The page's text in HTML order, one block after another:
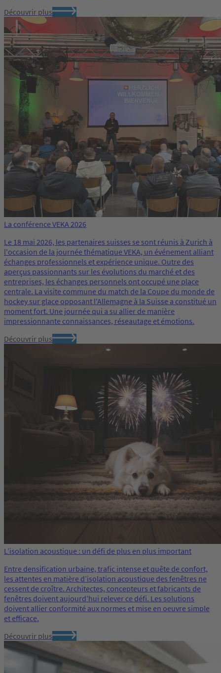
Découvrir plus
La conférence VEKA 2026
Le 18 mai 2026, les partenaires suisses se sont réunis à Zurich à
l'occasion de la journée thématique VEKA, un événement alliant
échanges professionnels et expérience unique. Outre des
aperçus passionnants sur les évolutions du marché et des
entreprises, les échanges personnels ont occupé une place
centrale. La visite commune du match de la Coupe du monde de
hockey sur glace opposant l'Allemagne à la Suisse a constitué un
moment fort. Une journée qui a su allier de manière
impressionnante connaissances, réseautage et émotions.
Découvrir plus
L’isolation acoustique : un défi de plus en plus important
Entre densification urbaine, trafic intense et quête de confort,
les attentes en matière d’isolation acoustique des fenêtres ne
cessent de croître. Architectes, concepteurs et fabricants de
fenêtres doivent aujourd’hui relever ce défi. Les solutions
doivent allier conformité aux normes et mise en oeuvre simple
et efficace.
Découvrir plus